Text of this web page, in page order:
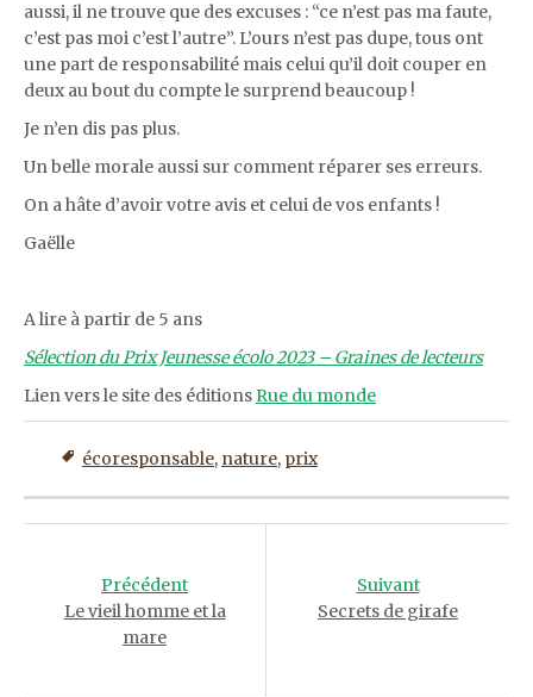
aussi, il ne trouve que des excuses : “ce n’est pas ma faute,
c’est pas moi c’est l’autre”. L’ours n’est pas dupe, tous ont
une part de responsabilité mais celui qu’il doit couper en
deux au bout du compte le surprend beaucoup !
Je n’en dis pas plus.
Un belle morale aussi sur comment réparer ses erreurs.
On a hâte d’avoir votre avis et celui de vos enfants !
Gaëlle
A lire à partir de 5 ans
Sélection du Prix Jeunesse écolo 2023 – Graines de lecteurs
Lien vers le site des éditions Rue du monde
écoresponsable, nature, prix
navigationPrécédent
Le vieil homme et la
mare
Suivant
Secrets de girafe